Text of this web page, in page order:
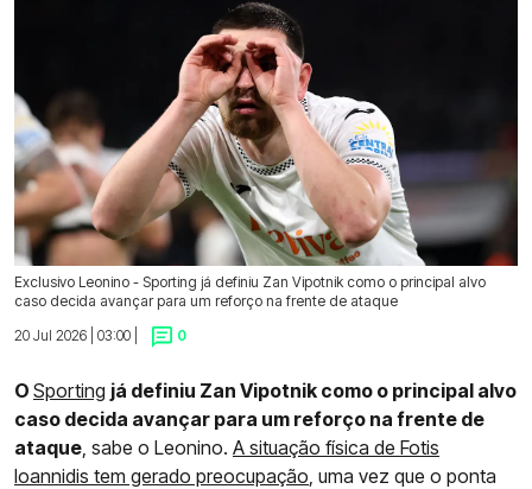
Exclusivo Leonino - Sporting já definiu Zan Vipotnik como o principal alvo
caso decida avançar para um reforço na frente de ataque
20 Jul 2026 | 03:00 |
0
O Sporting já definiu Zan Vipotnik como o principal alvo
caso decida avançar para um reforço na frente de
ataque , sabe o Leonino. A situação física de Fotis
Ioannidis tem gerado preocupação , uma vez que o ponta